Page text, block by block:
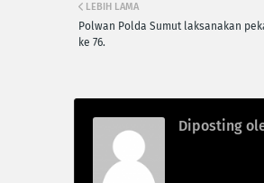
LEBIH LAMA
Polwan Polda Sumut laksanakan
ke 76.
Diposting